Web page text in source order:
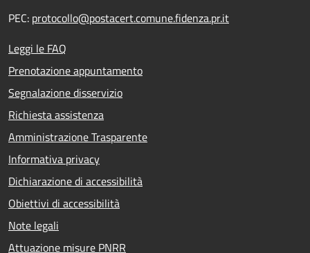
PEC: protocollo@postacert.comune.fidenza.pr.it
Leggi le FAQ
Prenotazione appuntamento
Segnalazione disservizio
Richiesta assistenza
Amministrazione Trasparente
Informativa privacy
Dichiarazione di accessibilità
Obiettivi di accessibilità
Note legali
Attuazione misure PNRR